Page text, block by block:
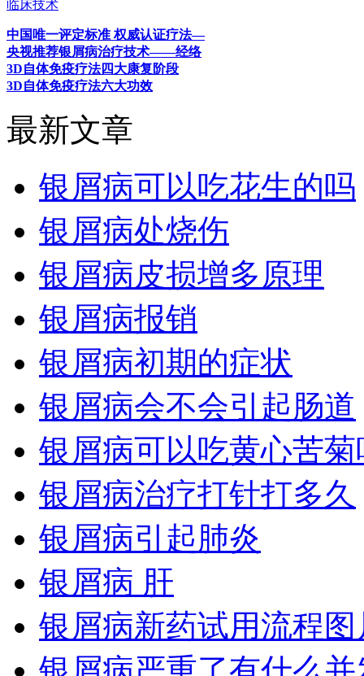
临床技术
中国唯一评定标准 权威认证疗法—
央视推荐银屑病治疗技术——经络
3D自体免疫疗法四大康复阶段
3D自体免疫疗法六大功效
最新文章
银屑病可以吃花生的吗
银屑病处烧伤
银屑病皮损增多原理
银屑病报销
银屑病初期的症状
银屑病会不会引起肠道
银屑病可以吃黄心苦菊
银屑病治疗打针打多久
银屑病引起肺炎
银屑病 肝
银屑病新药试用流程图